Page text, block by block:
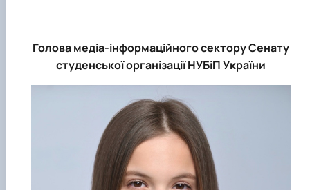
Голова медіа-інформаційного сектору Сенату
студенської організації НУБіП України